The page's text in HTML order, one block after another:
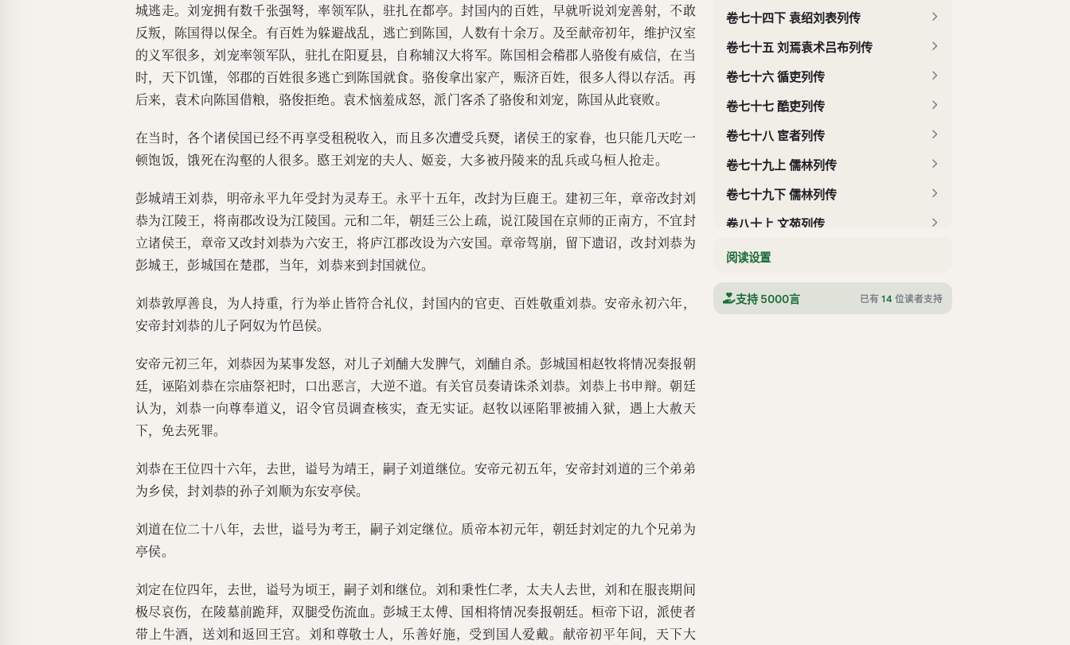
城逃走。刘宠拥有数千张强弩，率领军队，驻扎在都亭。封国内的百姓，早就听说刘宠善射，不敢
反叛，陈国得以保全。有百姓为躲避战乱，逃亡到陈国，人数有十余万。及至献帝初年，维护汉室
的义军很多，刘宠率领军队，驻扎在阳夏县，自称辅汉大将军。陈国相会稽郡人骆俊有威信，在当
时，天下饥馑，邻郡的百姓很多逃亡到陈国就食。骆俊拿出家产，赈济百姓，很多人得以存活。再
后来，袁术向陈国借粮，骆俊拒绝。袁术恼羞成怒，派门客杀了骆俊和刘宠，陈国从此衰败。
在当时，各个诸侯国已经不再享受租税收入，而且多次遭受兵燹，诸侯王的家眷，也只能几天吃一
顿饱饭，饿死在沟壑的人很多。愍王刘宠的夫人、姬妾，大多被丹陵来的乱兵或乌桓人抢走。
彭城靖王刘恭，明帝永平九年受封为灵寿王。永平十五年，改封为巨鹿王。建初三年，章帝改封刘
恭为江陵王，将南郡改设为江陵国。元和二年，朝廷三公上疏，说江陵国在京师的正南方，不宜封
立诸侯王，章帝又改封刘恭为六安王，将庐江郡改设为六安国。章帝驾崩，留下遗诏，改封刘恭为
彭城王，彭城国在楚郡，当年，刘恭来到封国就位。
刘恭敦厚善良，为人持重，行为举止皆符合礼仪，封国内的官吏、百姓敬重刘恭。安帝永初六年，
安帝封刘恭的儿子阿奴为竹邑侯。
安帝元初三年，刘恭因为某事发怒，对儿子刘酺大发脾气，刘酺自杀。彭城国相赵牧将情况奏报朝
廷，诬陷刘恭在宗庙祭祀时，口出恶言，大逆不道。有关官员奏请诛杀刘恭。刘恭上书申辩。朝廷
认为，刘恭一向尊奉道义，诏令官员调查核实，查无实证。赵牧以诬陷罪被捕入狱，遇上大赦天
下，免去死罪。
刘恭在王位四十六年，去世，谥号为靖王，嗣子刘道继位。安帝元初五年，安帝封刘道的三个弟弟
为乡侯，封刘恭的孙子刘顺为东安亭侯。
刘道在位二十八年，去世，谥号为考王，嗣子刘定继位。质帝本初元年，朝廷封刘定的九个兄弟为
亭侯。
刘定在位四年，去世，谥号为顷王，嗣子刘和继位。刘和秉性仁孝，太夫人去世，刘和在服丧期间
极尽哀伤，在陵墓前跪拜，双腿受伤流血。彭城王太傅、国相将情况奏报朝廷。桓帝下诏，派使者
带上牛酒，送刘和返回王宫。刘和尊敬士人，乐善好施，受到国人爱戴。献帝初平年间，天下大
卷七十四下 袁绍刘表列传
卷七十五 刘焉袁术吕布列传
卷七十六 循吏列传
卷七十七 酷吏列传
卷七十八 宦者列传
卷七十九上 儒林列传
卷七十九下 儒林列传
卷八十上 文苑列传
卷八十下 文苑列传
阅读设置
支持 5000言 已有 14 位读者支持